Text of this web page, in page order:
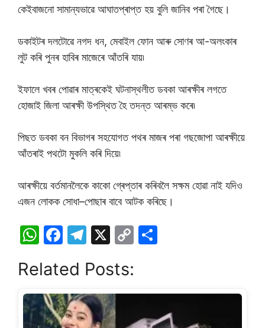
কেইবাজনো সামান্যভাৱে আঘাতপ্ৰাপ্ত হয় বুলি জানিব পৰা গৈছে।
ডকাইটৰ দলটোৱে নগদ ধন, মেবাইল ফোন আৰু সোণৰ আ-অলংকাৰ
লুট কৰি পুনৰ হাবিৰ মাজেৰে আঁতৰি যায়৷
ইফালে খবৰ পোৱাৰ মাত্ৰকেই ঘটনাস্থলীত ডবকা আৰক্ষীৰ লগতে
হোজাই জিলা আৰক্ষী উপস্থিত হৈ তদন্ত আৰম্ভ কৰে৷
পিছত ডবকা বন বিভাগৰ সহযোগত পথৰ মাজৰ পৰা গছজোপা আৰক্ষীয়ে
আঁতৰাই পথটো মুকলি কৰি দিয়ে৷
আৰক্ষীয়ে বৰ্তমানলৈকে কাকো গ্ৰেপ্তাৰ কৰিবলৈ সক্ষম হোৱা নাই যদিও
এজন লোকক সোধা–পোছাৰ বাবে আটক কৰিছে।
W
at
s
A
F
c
e
b
T
e
gr
a
X
C
y e
Related Posts: